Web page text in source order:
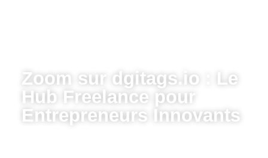
Zoom sur dgitags.io : Le
Hub Freelance pour
Entrepreneurs Innovants